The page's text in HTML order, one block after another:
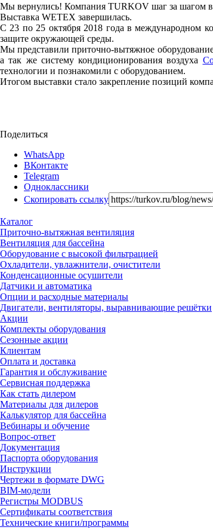
Мы вернулись! Компания TURKOV шаг за шагом
Выставка WETEX завершилась.
С 23 по 25 октября 2018 года в международном
защите окружающей среды.
Мы представили приточно-вытяжное
а так же систему кондиционирования воздуха
технологии и познакомили с оборудованием.
Итогом выставки стало закрепление позиций
Поделиться
WhatsApp
ВКонтакте
Telegram
Одноклассники
Скопировать ссылку
Каталог
Приточно-вытяжная вентиляция
Вентиляция для бассейна
Оборудование с высокой фильтрацией
Охладители, увлажнители, очистители
Конденсационные осушители
Датчики и автоматика
Опции и расходные материалы
Двигатели, вентиляторы, выравнивающие решётки
Акции
Комплекты оборудования
Сезонные акции
Клиентам
Оплата и доставка
Гарантия и обслуживание
Сервисная поддержка
Как стать дилером
Материалы для дилеров
Калькулятор для бассейна
Вебинары и обучение
Вопрос-ответ
Документация
Паспорта оборудования
Инструкции
Чертежи в формате DWG
BIM-модели
Регистры MODBUS
Сертификаты соответствия
Технические книги/программы